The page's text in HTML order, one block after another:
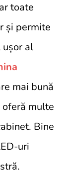
toate
și permite
al
mai bună
multe
Bine
uri